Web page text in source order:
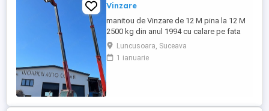
Vinzare
manitou de Vinzare de 12 M pina la 12 M
2500 kg din anul 1994 cu calare pe fata
greutate lui 9500 kg utilajul este in
Luncusoara Jud Suceava in stare buna de
Functionare se vinde doar cu Furci pt
Luncusoara, Suceava
1 ianuarie